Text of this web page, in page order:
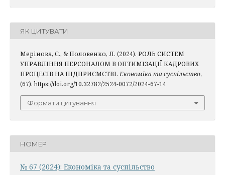
ЯК ЦИТУВАТИ
Мерінова, С., & Половенко, Л. (2024). РОЛЬ СИСТЕМ
УПРАВЛІННЯ ПЕРСОНАЛОМ В ОПТИМІЗАЦІЇ КАДРОВИХ
ПРОЦЕСІВ НА ПІДПРИЄМСТВІ. Економіка та суспільство,
(67). https://doi.org/10.32782/2524-0072/2024-67-14
Формати цитування
НОМЕР
№ 67 (2024): Економіка та суспільство